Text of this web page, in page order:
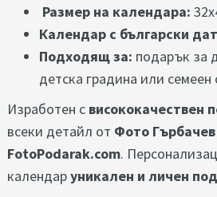
Размер на календара:
Календар с български
Подходящ за: подарък за
детска градина или семеен
Изработен с висококачествен
всеки детайл от Фото
FotoPodarak.com.
календаруникален и личен